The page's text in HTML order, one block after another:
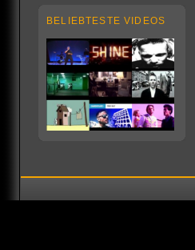
BELIEBTESTE VIDEOS